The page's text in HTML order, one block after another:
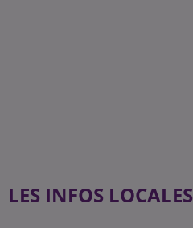
LES INFOS LOCALES